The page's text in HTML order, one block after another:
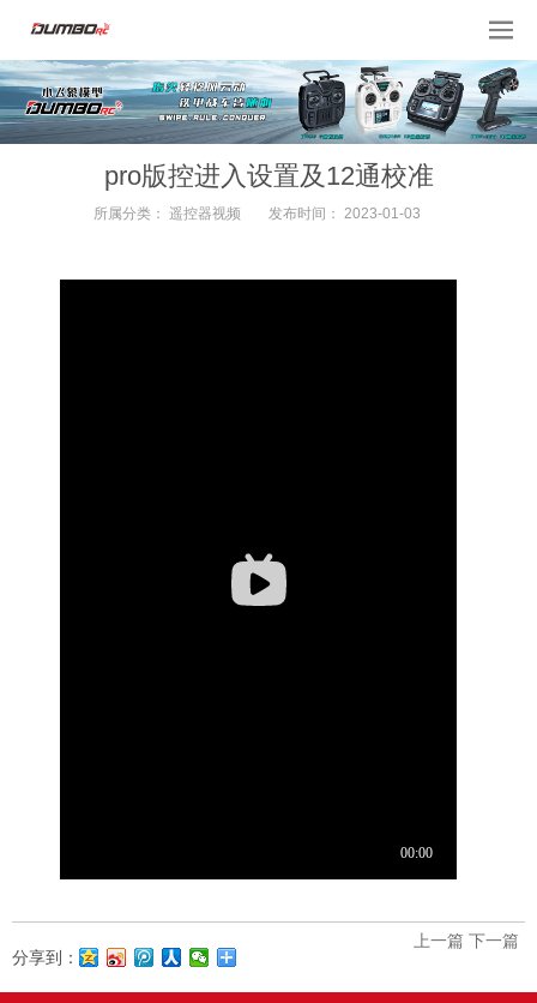
pro版控进入设置及12通校准
所属分类： 遥控器视频 发布时间： 2023-01-03
上一篇 下一篇
分享到：